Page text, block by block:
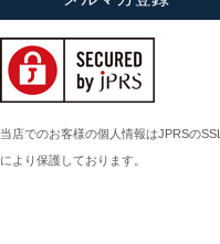
小倉広太郎
岡田直人
岡野達也
岡本修
小川佳子
当店でのお客様の個人情報はJPRSのSSL
により保護しております。